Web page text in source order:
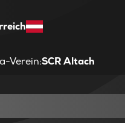
Verein:SCR Altach